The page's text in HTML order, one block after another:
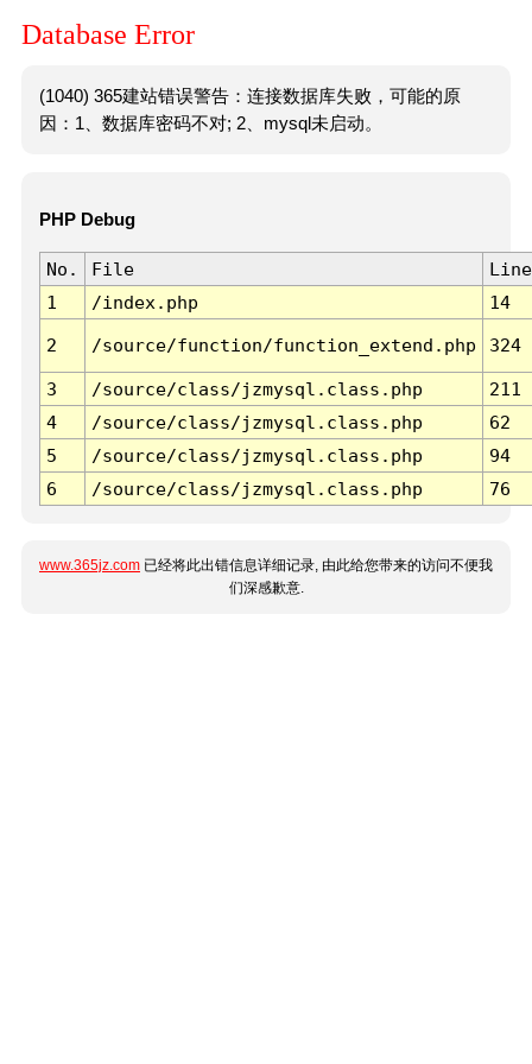
Database Error
(1040) 365建站错误警告：连接数据库失败，可能的原
因：1、数据库密码不对; 2、mysql未启动。
PHP Debug
No. File
Line
1
/index.php 14
2 /source/function/function_extend.php 324
3 /source/class/jzmysql.class.php
211
4
/source/class/jzmysql.class.php
62
5
/source/class/jzmysql.class.php
94
6
/source/class/jzmysql.class.php 76
www.365jz.com 已经将此出错信息详细记录, 由此给您带来的访问不便我
们深感歉意.